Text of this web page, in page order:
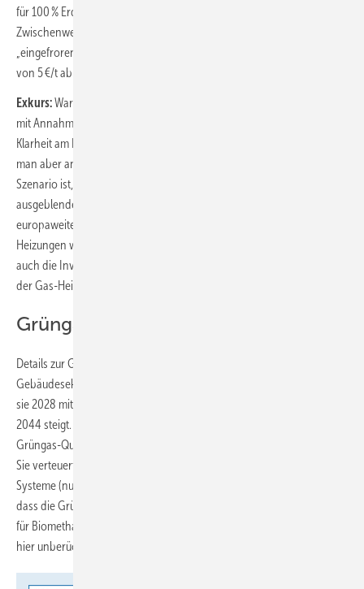
für 100 % Erdgas sowie die Beimischung von 10 % oder 65 % genutzt.
Zwischenwerte werden linear interpoliert. Die Tarife werden bis 2044
„eingefroren“; nur die CO
von 5 €/t ab 2029 modelliert.
Exkurs:Warum „eingefrorene Tarife“? Ein weiter Blick in die Zukunft
mit Annahmen für Preissteigerungen bringt nicht unbedingt mehr
Klarheit am Küchentisch. Im Rahmen der aktuellen Diskussion könnte
man aber annehmen, dass dies für Gas-Heizungen ein Best-Case-
Szenario ist, denn die Vorhersage steigender Netzentgelte wurde
ausgeblendet und der flache Preispfad für die CO
europaweite eine schnelle Elektrifizierung erfordern (neue Gas-
Heizungen wären dann kein Gesprächsthema mehr). Zusätzlich sind
auch die Investitionskosten und die Jahresarbeitszahl stark zugunsten
der Gas-Heizung eingeflossen.
Grüngas-Quote
Details zur Grüngas-Quote der Brennstoff-Inverkehrbringer für den
Gebäudesektor sind noch nicht bekannt. Es wird angenommen, dass
sie 2028 mit 1 % startet und pro Jahr um 2 Prozentpunkte auf 33 % bis
2044 steigt. Für das auf der Bio-Treppe stehende Heizsystem ist die
Grüngas-Quote nur im Jahr 2028 mit 1 % wirksam und somit relevant.
Sie verteuert jedoch den Betrieb der im Bestand verbleibenden
Systeme (nur als Referenz für die Kosten). Es ist jedoch zu erwarten,
dass die Grüngas-Quote der Brennstoff-Inverkehrbringer den Preis
für Biomethan beeinflusst. Durch das Einfrieren der Tarife bleibt dies
hier unberücksichtigt.